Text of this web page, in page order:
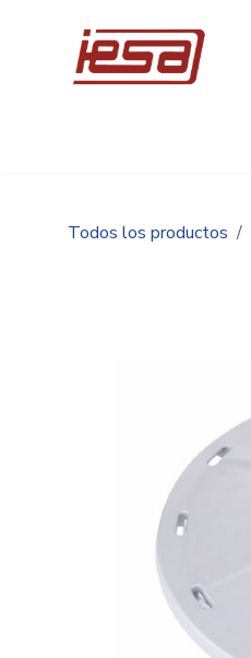
Todos los productos